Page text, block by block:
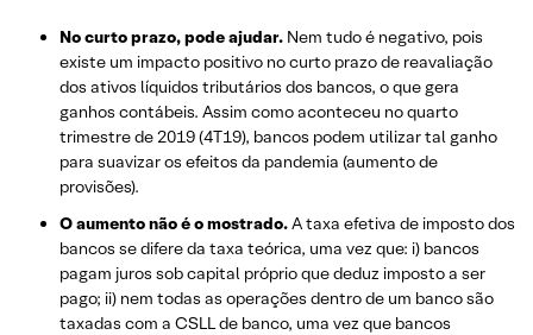
No curto prazo, pode ajudar. Nem tudo é negativo, pois
existe um impacto positivo no curto prazo de reavaliação
dos ativos líquidos tributários dos bancos, o que gera
ganhos contábeis. Assim como aconteceu no quarto
trimestre de 2019 (4T19), bancos podem utilizar tal ganho
para suavizar os efeitos da pandemia (aumento de
provisões).
O aumento não é o mostrado.A taxa efetiva de imposto dos
bancos se difere da taxa teórica, uma vez que: i) bancos
pagam juros sob capital próprio que deduz imposto a ser
pago; ii) nem todas as operações dentro de um banco são
taxadas com a CSLL de banco, uma vez que bancos